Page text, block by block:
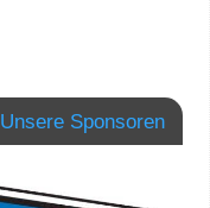
Unsere Sponsoren